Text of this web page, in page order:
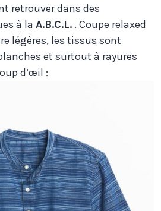
retrouver dans des
à la A.B.C.L. . Coupe relaxed
légères, les tissus sont
et surtout à rayures
d’œil :